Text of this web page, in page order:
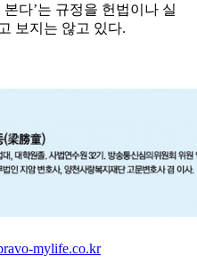
다’는 규정을 헌법이나 실
보지는 않고 있다.
mylife.co.kr